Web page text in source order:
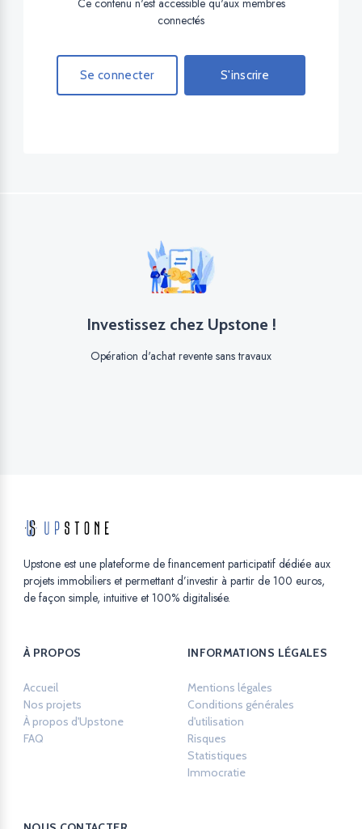
Ce contenu n'est accessible qu'aux membres
connectés
Se connecter S'inscrire
Investissez chez Upstone !
Opération d'achat revente sans travaux
Upstone est une plateforme de financement participatif dédiée aux
projets immobiliers et permettant d’investir à partir de 100 euros,
de façon simple, intuitive et 100% digitalisée.
À PROPOS
Accueil
Nos projets
À propos d'Upstone
FAQ
INFORMATIONS LÉGALES
Mentions légales
Conditions générales
d'utilisation
Risques
Statistiques
Immocratie